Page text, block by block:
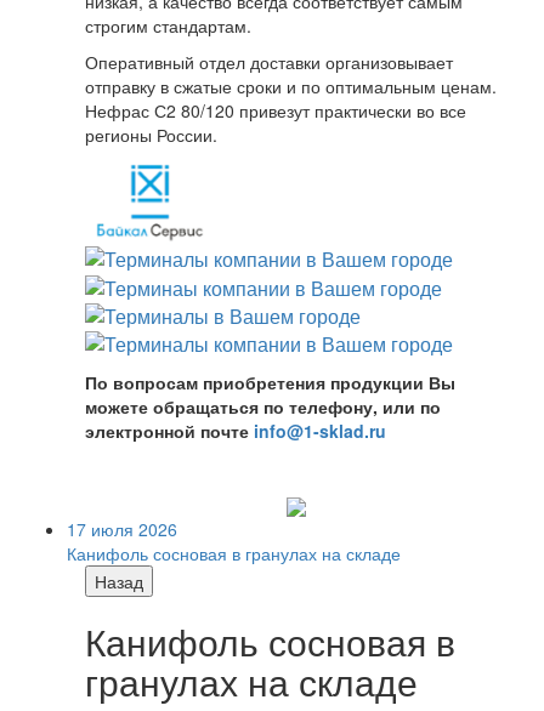
строгим стандартам.
Оперативный отдел доставки организовывает
отправку в сжатые сроки и по оптимальным ценам.
Нефрас С2 80/120 привезут практически во все
регионы России.
По вопросам приобретения продукции Вы
можете обращаться по телефону, или по
электронной почте info@1-sklad.ru
17 июля 2026
Канифоль сосновая в гранулах на складе
Назад
Канифоль сосновая в
гранулах на складе